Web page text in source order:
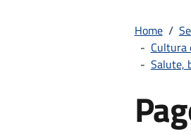
Home /
- Cultura
- Salute,